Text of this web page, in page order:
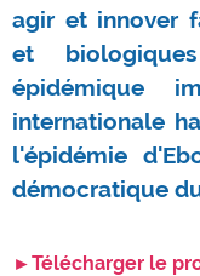
agir et innover
et
épidémique
internationale
l'épidémie
démocratique
►Télécharger le